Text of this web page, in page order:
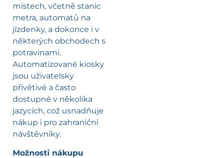
místech, včetně stanic
metra, automatů na
jízdenky, a dokonce i v
některých obchodech s
potravinami.
Automatizované kiosky
jsou uživatelsky
přívětivé a často
dostupné v několika
jazycích, což usnadňuje
nákup i pro zahraniční
návštěvníky.
Možnosti nákupu